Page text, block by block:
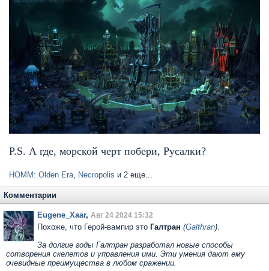
P.S. А где, морской черт побери, Русалки?
HOMM: Olden Era Necropolis и 2 еще...
Комментарии
Eugene_Xaar, Авг 24 2024 15:32
Похоже, что Герой-вампир это Галтран (Galthran)
За долгие годы Галтран разработал новые способы
сотворения скелетов и управления ими. Эти умения дают ему
очевидные преимущества в любом сражении.